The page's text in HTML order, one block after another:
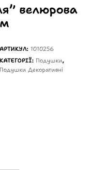
велюрова
АРТИКУЛ: 1010256
КАТЕГОРІЇ:Подушки,
Подушки Декоративні